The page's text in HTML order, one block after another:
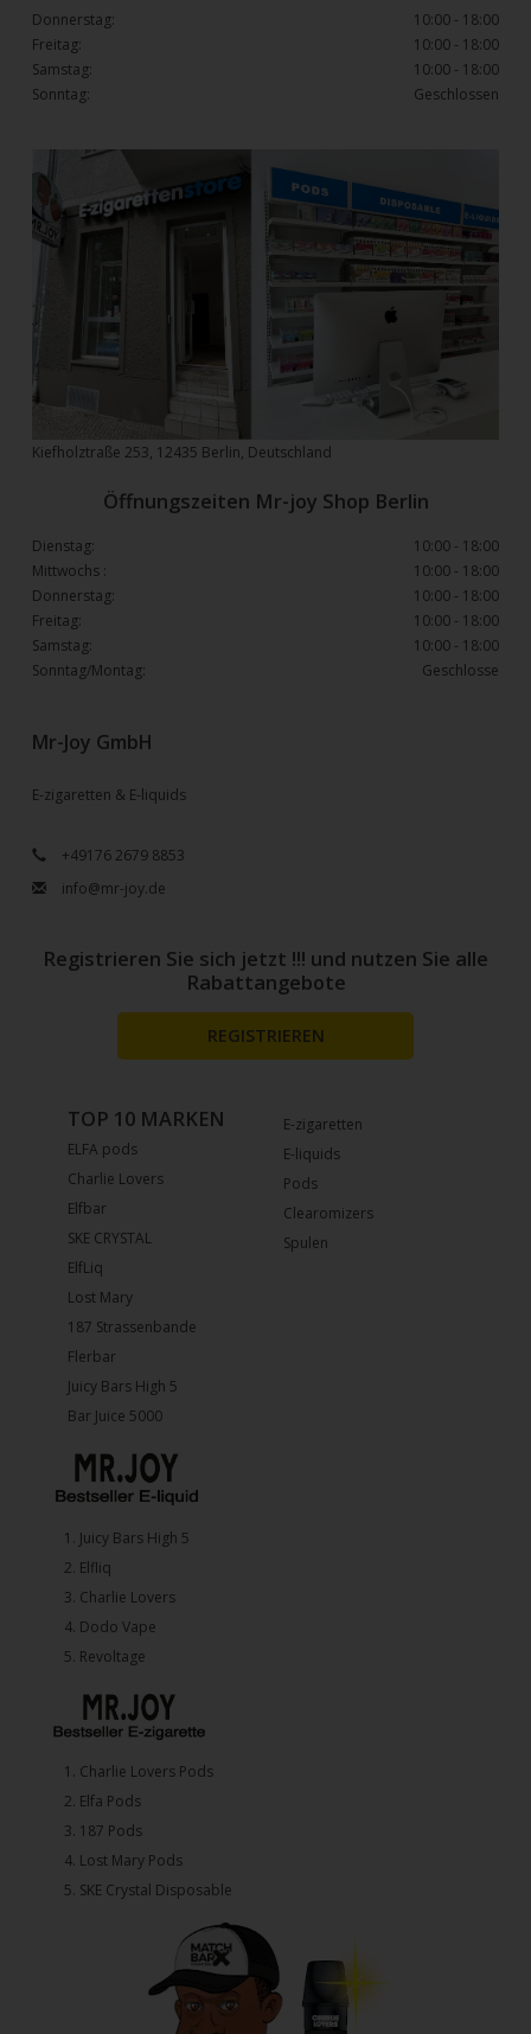
Mr-Joy GmbH
E-zigaretten & E-liquids
+49176 2679 8853
info@mr-joy.de
Kiefholztraße 253, 12435 Berlin, Deutschland
Donnerstag:
10:00 - 18:00
Freitag:
10:00 - 18:00
Samstag:
10:00 - 18:00
Sonntag:
Geschlossen
Öffnungszeiten Mr-joy Shop Berlin
Dienstag:
10:00 - 18:00
Mittwochs :
10:00 - 18:00
Donnerstag:
10:00 - 18:00
Freitag:
10:00 - 18:00
Samstag:
10:00 - 18:00
Sonntag/Montag:
Geschlosse
E-zigaretten
E-liquids
Pods
Clearomizers
Spulen
TOP 10 MARKEN
ELFA pods
Charlie Lovers
Elfbar
SKE CRYSTAL
ElfLiq
Lost Mary
187 Strassenbande
Flerbar
Juicy Bars High 5
Bar Juice 5000
1.⁠ ⁠Juicy Bars High 5
2.⁠ ⁠⁠Elfliq
3.⁠ ⁠⁠Charlie Lovers
4.⁠ ⁠⁠Dodo Vape
5. ⁠Revoltage
1.⁠ ⁠Charlie Lovers Pods
2.⁠ ⁠⁠Elfa Pods
3.⁠ ⁠⁠187 Pods
4.⁠ ⁠⁠Lost Mary Pods
5.⁠ ⁠⁠SKE Crystal Disposable
Registrieren Sie sich jetzt !!! und nutzen Sie alle
Rabattangebote
REGISTRIEREN